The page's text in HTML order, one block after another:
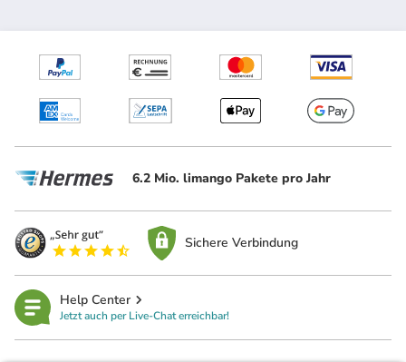
6.2 Mio. limango Pakete pro Jahr
Sichere Verbindung
Help Center
Jetzt auch per Live-Chat erreichbar!